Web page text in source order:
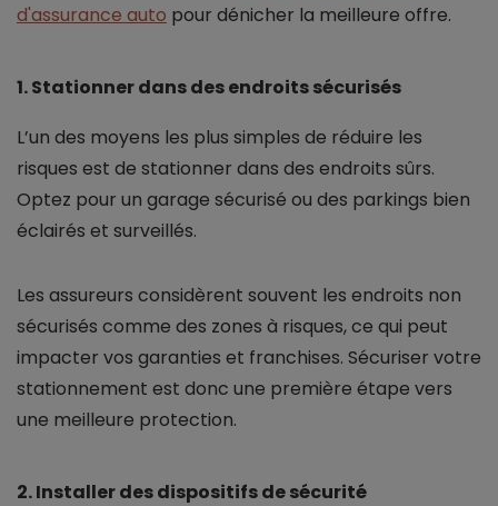
d'assurance auto pour dénicher la meilleure offre.
1. Stationner dans des endroits sécurisés
L’un des moyens les plus simples de réduire les
risques est de stationner dans des endroits sûrs.
Optez pour un garage sécurisé ou des parkings bien
éclairés et surveillés.
Les assureurs considèrent souvent les endroits non
sécurisés comme des zones à risques, ce qui peut
impacter vos garanties et franchises. Sécuriser votre
stationnement est donc une première étape vers
une meilleure protection.
2. Installer des dispositifs de sécurité